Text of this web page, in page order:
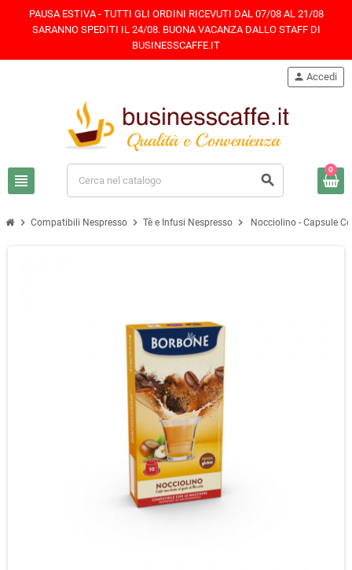
PAUSA ESTIVA - TUTTI GLI ORDINI RICEVUTI DAL 07/08 AL 21/08
SARANNO SPEDITI IL 24/08. BUONA VACANZA DALLO STAFF DI
BUSINESSCAFFE.IT
view_headline search
person Accedi
0
chevron_right Compatibili Nespresso chevron_right Tè e Infusi Nespresso chevron_right Nocciolino - Capsule